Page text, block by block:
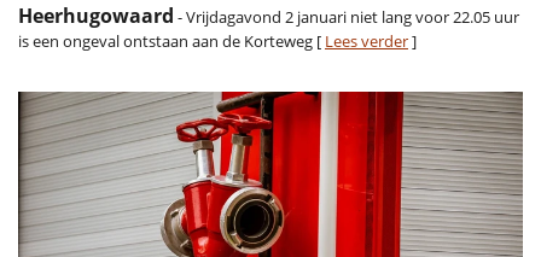
Heerhugowaard - Vrijdagavond 2 januari niet lang voor 22.05 uur
is een ongeval ontstaan aan de Korteweg [ Lees verder]